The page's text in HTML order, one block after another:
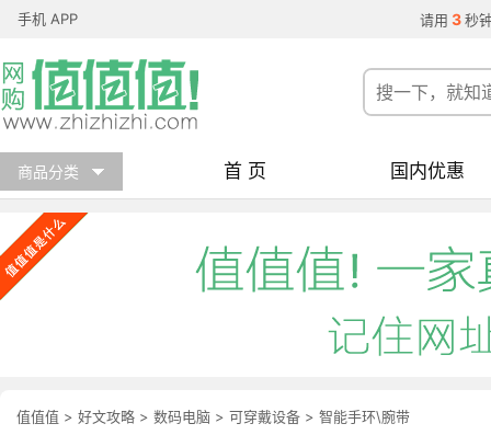
手机 APP 请用 3 秒
商品分类 首 页 国内优惠
值值值 > 好文攻略 > 数码电脑 > 可穿戴设备 > 智能手环\腕带